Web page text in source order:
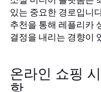
있는 중요한 경로입니
추천을 통해 레플리카
결정을 내리는 경향이
온라인 쇼핑